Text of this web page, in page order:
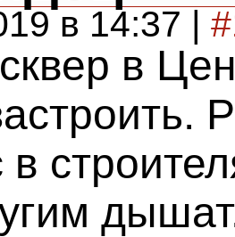
в 14:37 |
в
в